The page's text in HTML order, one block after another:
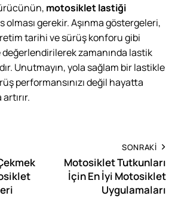
motosiklet lastiği
olması gerekir. Aşınma göstergeleri,
tarihi ve sürüş konforu gibi
zamanında lastik
Unutmayın, yola sağlam bir lastikle
performansınızı değil hayatta
SONRAKI
Motosiklet Tutkunları
İçin En İyi Motosiklet
Uygulamaları